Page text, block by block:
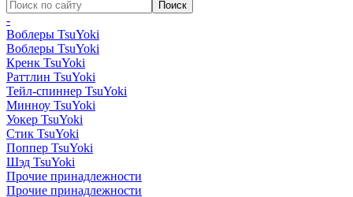
-
Воблеры TsuYoki
Воблеры TsuYoki
Кренк TsuYoki
Раттлин TsuYoki
Тейл-спиннер TsuYoki
Минноу TsuYoki
Уокер TsuYoki
Стик TsuYoki
Поппер TsuYoki
Шэд TsuYoki
Прочие принадлежности
Прочие принадлежности